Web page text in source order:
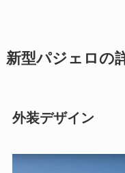
新型パジェロの
外装デザイン